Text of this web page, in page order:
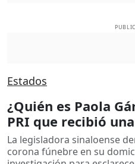
Estados
¿Quién es Paola
PRI que recibió
La legisladora sinaloense
corona fúnebre en su